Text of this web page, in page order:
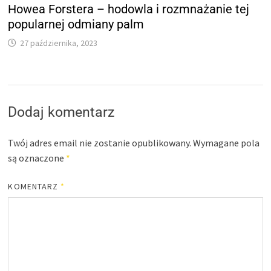
Howea Forstera – hodowla i rozmnażanie tej
popularnej odmiany palm
27 października, 2023
Dodaj komentarz
Twój adres email nie zostanie opublikowany. Wymagane pola
są oznaczone *
KOMENTARZ *